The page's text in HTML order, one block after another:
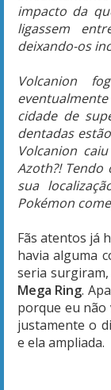
impacto da
ligassem
deixando-os
Volcanion
cidade de
dentadas
Volcanion
Azoth?!
sua
Pokémon
Fãs atentos já
havia alguma
seria
Mega Ring.
porque eu não
justamente o
e ela ampliada.